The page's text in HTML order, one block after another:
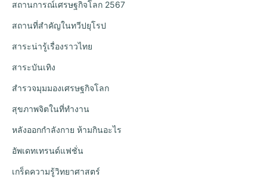
สถานการณ์เศรษฐกิจโลก 2567
สถานที่สำคัญในทวีปยุโรป
สาระน่ารู้เรื่องราวไทย
สาระบันเทิง
สำรวจมุมมองเศรษฐกิจโลก
สุขภาพจิตในที่ทำงาน
หลังออกกําลังกาย ห้ามกินอะไร
อัพเดทเทรนด์แฟชั่น
เกร็ดความรู้วิทยาศาสตร์